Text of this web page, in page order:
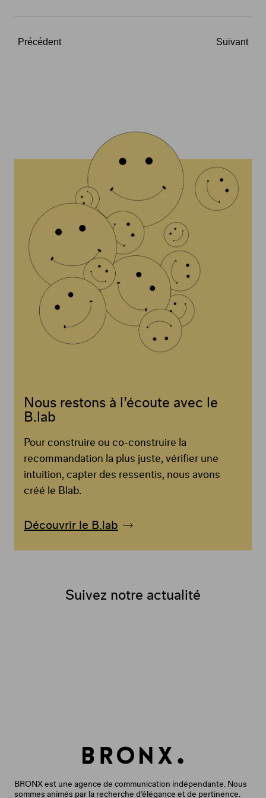
Précédent Suivant
Nous restons à l’écoute avec le
B.lab
Pour construire ou co-construire la
recommandation la plus juste, vérifier une
intuition, capter des ressentis, nous avons
créé le Blab.
Découvrir le B.lab
BRONX est une agence de communication indépendante. Nous
sommes animés par la recherche d’élégance et de pertinence.
Suivez notre actualité